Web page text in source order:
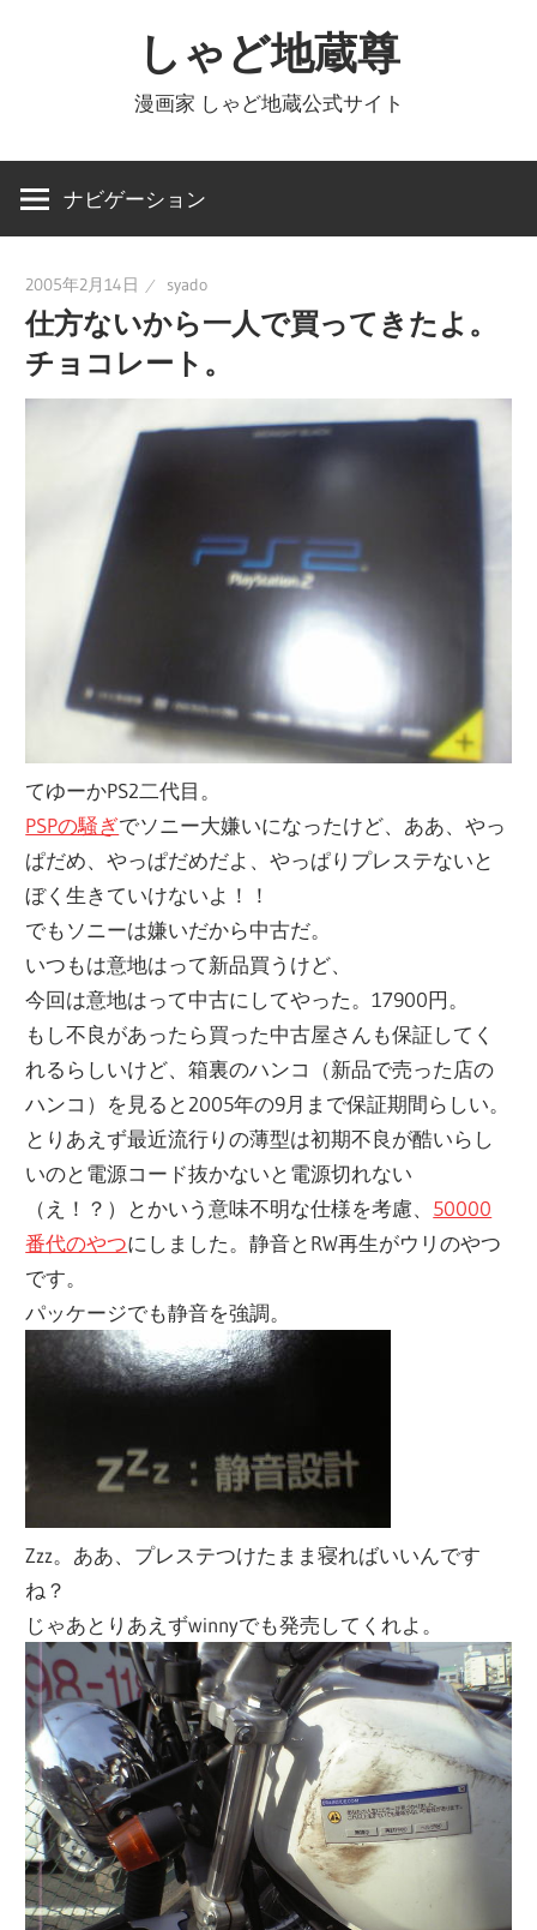
ツ
しゃど地蔵尊
漫画家 しゃど地蔵公式サイト
ナビゲーション
2005年2月14日 syado
仕方ないから一人で買ってきたよ。
チョコレート。
てゆーかPS2二代目。
PSPの騒ぎでソニー大嫌いになったけど、ああ、やっ
ぱだめ、やっぱだめだよ、やっぱりプレステないと
ぼく生きていけないよ！！
でもソニーは嫌いだから中古だ。
いつもは意地はって新品買うけど、
今回は意地はって中古にしてやった。17900円。
もし不良があったら買った中古屋さんも保証してく
れるらしいけど、箱裏のハンコ（新品で売った店の
ハンコ）を見ると2005年の9月まで保証期間らしい。
とりあえず最近流行りの薄型は初期不良が酷いらし
いのと電源コード抜かないと電源切れない
（え！？）とかいう意味不明な仕様を考慮、 50000
番代のやつにしました。静音とRW再生がウリのやつ
です。
パッケージでも静音を強調。
Zzz。ああ、プレステつけたまま寝ればいいんです
ね？
じゃあとりあえずwinnyでも発売してくれよ。